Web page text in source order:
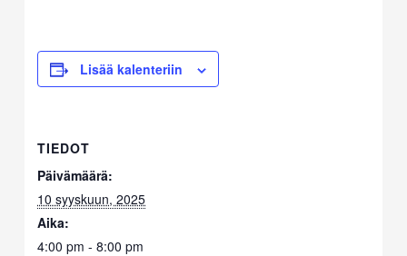
Lisää kalenteriin
TIEDOT
Päivämäärä:
10 syyskuun, 2025
Aika:
4:00 pm - 8:00 pm